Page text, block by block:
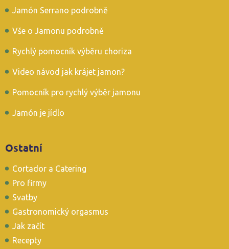
Jamón Serrano podrobně
Vše o Jamonu podrobně
Rychlý pomocník výběru choriza
Video návod jak krájet jamon?
Pomocník pro rychlý výběr jamonu
Jamón je jídlo
Ostatní
Cortador a Catering
Pro firmy
Svatby
Gastronomický orgasmus
Jak začít
Recepty